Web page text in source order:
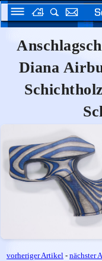
Diana
vorheriger Artikel - nächster